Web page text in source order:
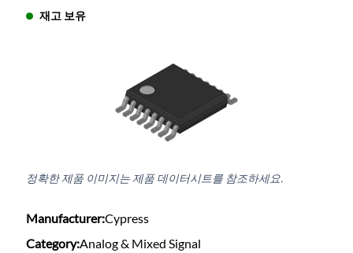
재고 보유
정확한 제품 이미지는 제품 데이터시트를 참조하세요.
Manufacturer:Cypress
Category:Analog & Mixed Signal